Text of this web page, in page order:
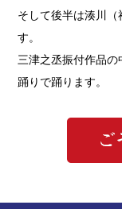
そして後半は湊川（
す。
三津之丞振付作品
踊りで踊ります。